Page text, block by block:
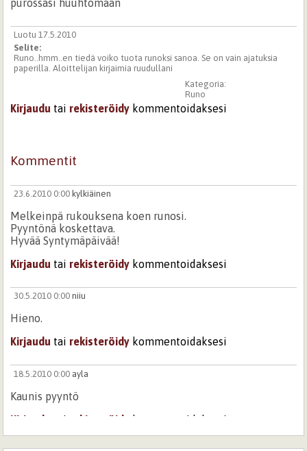
Luotu 17.5.2010
Selite:
Runo..hmm..en tiedä voiko tuota runoksi sanoa. Se on vain ajatuksia
paperilla. Aloittelijan kirjaimia ruudullani
Kategoria:
Runo
Kirjaudu tai rekisteröidy kommentoidaksesi
Kommentit
23.6.2010 0:00 kylkiäinen
Melkeinpä rukouksena koen runosi.
Pyyntönä koskettava.
Hyvää Syntymäpäivää!
Kirjaudu tai rekisteröidy kommentoidaksesi
30.5.2010 0:00 niiu
Hieno.
Kirjaudu tai rekisteröidy kommentoidaksesi
18.5.2010 0:00 ayla
Kaunis pyyntö
Kirjaudu
tai rekisteröidy kommentoidaksesi